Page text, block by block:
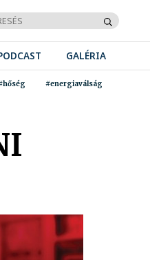
GALÉRIA
#energiaválság